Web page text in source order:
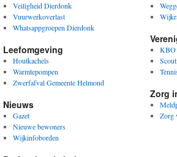
Veiligheid Dierdonk
Vuurwerkoverlast
Whatsappgroepen Dierdonk
Leefomgeving
Houtkachels
Warmtepompen
Zwerfafval Gemeente Helmond
Nieuws
Gazet
Nieuwe bewoners
Wijkinfoborden
KBO
Zorg
Zorg